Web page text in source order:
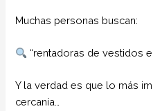
Muchas personas buscan:
“rentadoras de vestidos
Y la verdad es que lo más
cercanía…